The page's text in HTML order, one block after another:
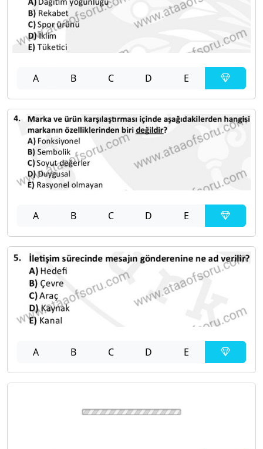
A B C D E
A B C D E
A B C D E